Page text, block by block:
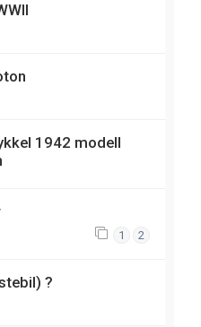
1942 modell
1 2
?